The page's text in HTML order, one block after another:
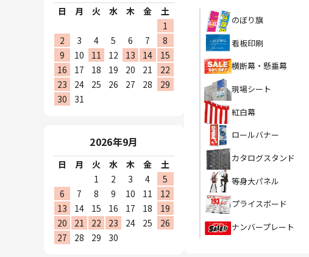
日 月 火 水 木 金
土
1
2
3 4 5 6 7
8
9
10 11 12 13 14
15
16
17 18 19 20 21
22
23
24 25 26 27 28
29
30
31
2026年9月
日 月 火 水 木 金
土
1
2 3 4
5
6
7 8 9 10 11
12
13
14 15 16 17 18
19
20
21 22 23 24 25
26
27
28 29 30
のぼり旗
看板印刷
横断幕・懸垂幕
現場シート
紅白幕
ロールバナー
カタログスタンド
等身大パネル
プライスボード
ナンバープレート